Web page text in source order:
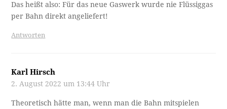
Das heißt also: Für das neue Gaswerk wurde nie Flüssiggas
per Bahn direkt angeliefert!
Antworten
Karl Hirsch
2. August 2022 um 13:44 Uhr
Theoretisch hätte man, wenn man die Bahn mitspielen